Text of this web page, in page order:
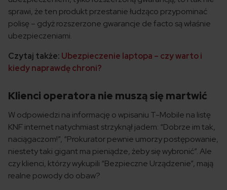
sprawi, że ten produkt przestanie łudząco przypominać
polisę – gdyż rozszerzone gwarancje de facto są właśnie
ubezpieczeniami.
Czytaj także: Ubezpieczenie laptopa – czy warto i
kiedy naprawdę chroni?
Klienci operatora nie muszą się martwić
W odpowiedzi na informację o wpisaniu T-Mobile na listę
KNF internet natychmiast strzyknął jadem: “Dobrze im tak,
naciągaczom!”, “Prokurator pewnie umorzy postępowanie,
niestety taki gigant ma pieniądze, żeby się wybronić”. Ale
czy klienci, którzy wykupili “Bezpieczne Urządzenie”, mają
realne powody do obaw?